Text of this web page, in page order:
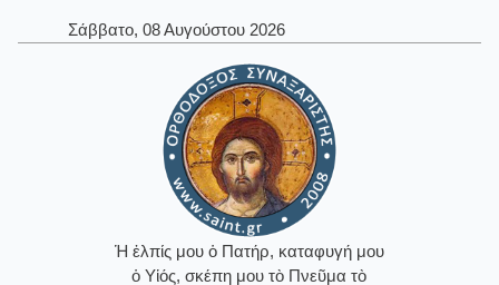
Σάββατο, 08 Αυγούστου 2026
Ἡ ἐλπίς μου ὁ Πατήρ, καταφυγή μου
ὁ Υἱός, σκέπη μου τὸ Πνεῦμα τὸ